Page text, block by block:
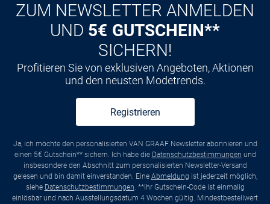
ZUM NEWSLETTER ANMELDEN
UND 5€ GUTSCHEIN**
SICHERN!
Profitieren Sie von exklusiven Angeboten, Aktionen
und den neusten Modetrends.
Registrieren
Ja, ich möchte den personalisierten VAN GRAAF Newsletter abonnieren und
einen 5€ Gutschein** sichern. Ich habe die Datenschutzbestimmungen und
insbesondere den Abschnitt zum personalisierten Newsletter-Versand
gelesen und bin damit einverstanden. Eine Abmeldung ist jederzeit möglich,
siehe Datenschutzbestimmungen. **Ihr Gutschein-Code ist einmalig
einlösbar und nach Ausstellungsdatum 4 Wochen gültig. Mindestbestellwert